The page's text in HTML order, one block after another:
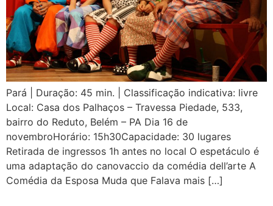
Pará | Duração: 45 min. | Classificação indicativa: livre
Local: Casa dos Palhaços – Travessa Piedade, 533,
bairro do Reduto, Belém – PA Dia 16 de
novembroHorário: 15h30Capacidade: 30 lugares
Retirada de ingressos 1h antes no local O espetáculo é
uma adaptação do canovaccio da comédia dell’arte A
Comédia da Esposa Muda que Falava mais […]